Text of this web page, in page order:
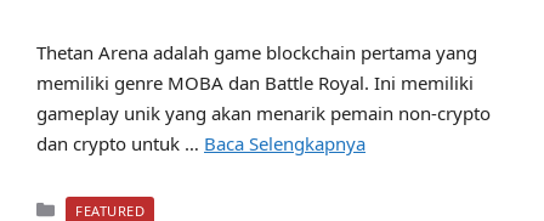
Thetan Arena adalah game blockchain pertama yang
memiliki genre MOBA dan Battle Royal. Ini memiliki
gameplay unik yang akan menarik pemain non-crypto
dan crypto untuk … Baca Selengkapnya
Kategori
FEATURED